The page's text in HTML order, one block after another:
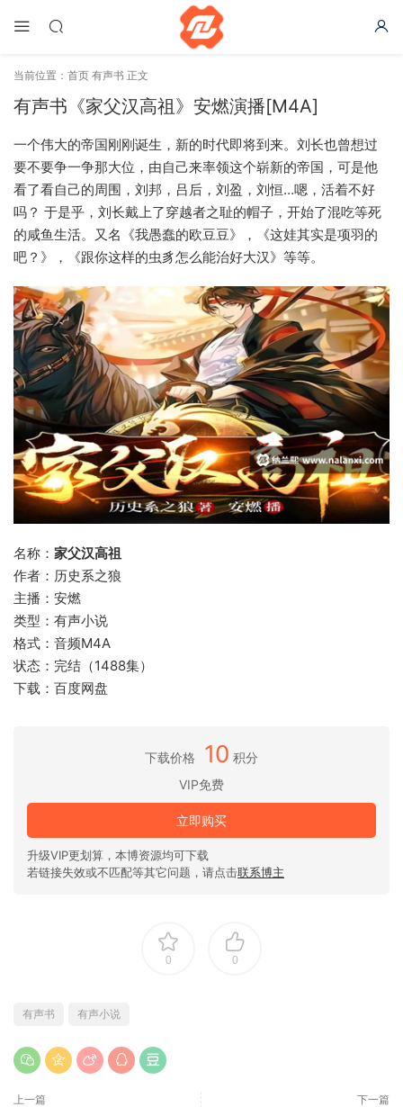
当前位置： 首页 有声书 正文
有声书《家父汉高祖》安燃演播[M4A]
一个伟大的帝国刚刚诞生，新的时代即将到来。刘长也曾想过
要不要争一争那大位，由自己来率领这个崭新的帝国，可是他
看了看自己的周围，刘邦，吕后，刘盈，刘恒…嗯，活着不好
吗？ 于是乎，刘长戴上了穿越者之耻的帽子，开始了混吃等死
的咸鱼生活。又名《我愚蠢的欧豆豆》，《这娃其实是项羽的
吧？》，《跟你这样的虫豸怎么能治好大汉》等等。
名称： 家父汉高祖
作者：历史系之狼
主播：安燃
类型：有声小说
格式：音频M4A
状态：完结（1488集）
下载：百度网盘
下载价格 10 积分
VIP免费
立即购买
升级VIP更划算，本博资源均可下载
若链接失效或不匹配等其它问题，请点击联系博主
0 0
有声书 有声小说
上一篇 下一篇